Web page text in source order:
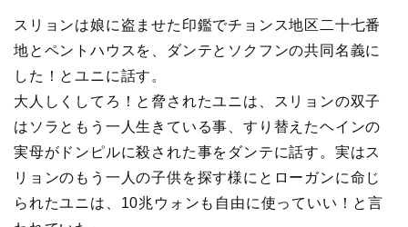
スリョンは娘に盗ませた印鑑でチョンス地区二十七番
地とペントハウスを、ダンテとソクフンの共同名義に
した！とユニに話す。
大人しくしてろ！と脅されたユニは、スリョンの双子
はソラともう一人生きている事、すり替えたヘインの
実母がドンピルに殺された事をダンテに話す。実はス
リョンのもう一人の子供を探す様にとローガンに命じ
られたユニは、10兆ウォンも自由に使っていい！と言